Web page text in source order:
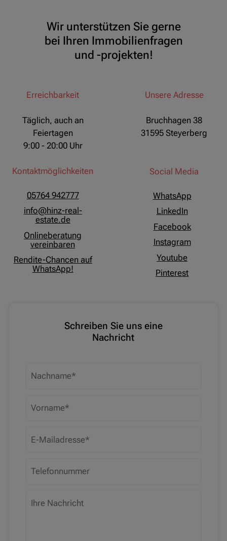
Wir unterstützen Sie gerne
bei Ihren Immobilienfragen
und -projekten!
Erreichbarkeit
Täglich, auch an
Feiertagen
9:00 - 20:00 Uhr
Kontaktmöglichkeiten
05764 942777
info@hinz-real-
estate.de
Onlineberatung
vereinbaren
Rendite-Chancen auf
WhatsApp!
Unsere Adresse
Bruchhagen 38
31595 Steyerberg
Social Media
WhatsApp
LinkedIn
Facebook
Instagram
Youtube
Pinterest
Schreiben Sie uns eine
Nachricht